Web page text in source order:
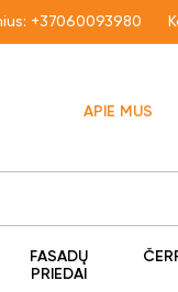
+37060093980
APIE MUS
FASADŲ
PRIEDAI